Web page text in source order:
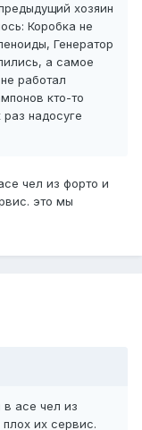
хозяин
Коробка не
Генератор
а самое
работал
кто-то
надосуге
чел из форто и
это мы
в асе чел из
их сервис.